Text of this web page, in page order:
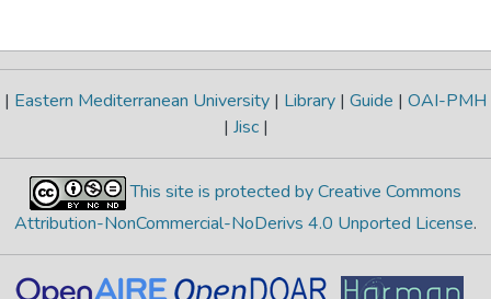
| Eastern Mediterranean University | Library | Guide | OAI-PMH
| Jisc |
This site is protected by Creative Commons
Attribution-NonCommercial-NoDerivs 4.0 Unported License.